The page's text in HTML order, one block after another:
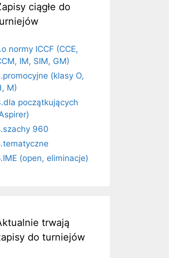
ciągłe do
normy ICCF (CCE,
IM, SIM, GM)
(klasy O,
M)
początkujących
960
(open, eliminacje)
trwają
do turniejów